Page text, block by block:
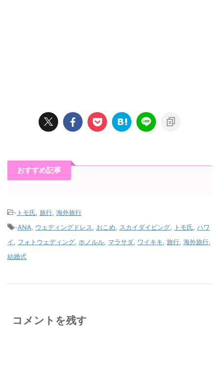
おすすめ記事
- トモ氏 旅行 海外旅行
-ANA ウェディングドレス おこめ スカイダイビング トモ氏 ハワ
イ
フォトウェディング ホノルル マラサダ ワイキキ 旅行 海外旅行
結婚式
コメントを残す